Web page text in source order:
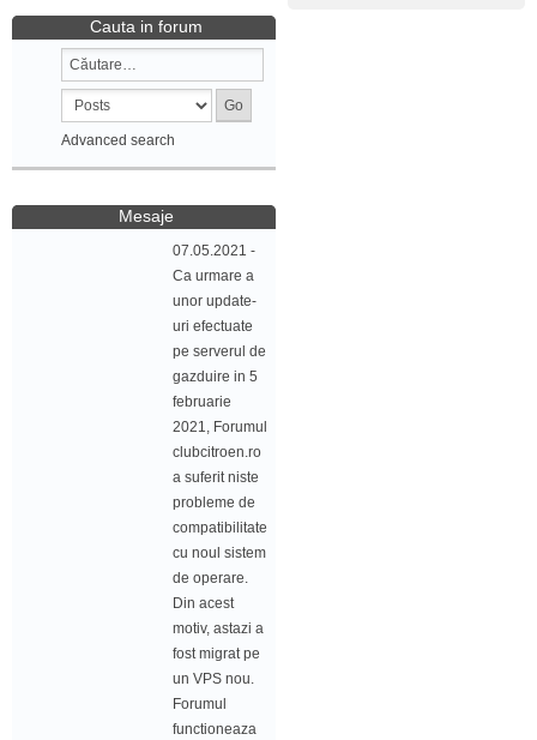
Cauta in forum
Advanced search
Mesaje
07.05.2021 -
Ca urmare a
unor update-
uri efectuate
pe serverul de
gazduire in 5
februarie
2021, Forumul
clubcitroen.ro
a suferit niste
probleme de
compatibilitate
cu noul sistem
de operare.
Din acest
motiv, astazi a
fost migrat pe
un VPS nou.
Forumul
functioneaza